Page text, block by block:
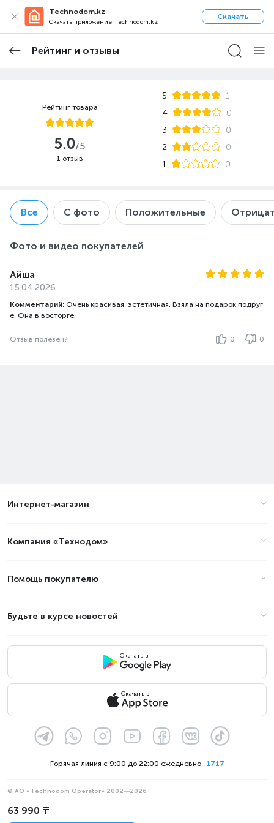
Technodom.kz
Скачать приложение Technodom.kz
Скачать
Рейтинг и отзывы
63 990 ₸
Все С фото Положительные
Фото и видео покупателей
Айша
15.04.2026
Комментарий: Очень красивая, эстетичная. Взяла на подарок подруг
е. Она в восторге.
Отзыв полезен? 0 0
Рейтинг товара
5.0/5
1 отзыв
5
1
4
0
3
0
2
0
1
0
Интернет-магазин
Компания «Технодом»
Помощь покупателю
Будьте в курсе новостей
Скачать в
Скачать в
1717
Горячая линия с 9:00 до 22:00 ежедневно
© АО «Technodom Operator» 2002—2026